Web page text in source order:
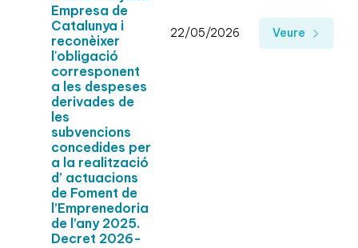
Empresa de
Catalunya i
reconèixer
l'obligació
corresponent
a les despeses
derivades de
les
subvencions
concedides per
a la realització
d’ actuacions
de Foment de
l’Emprenedoria
de l’any 2025.
Decret 2026-
22/05/2026 Veure